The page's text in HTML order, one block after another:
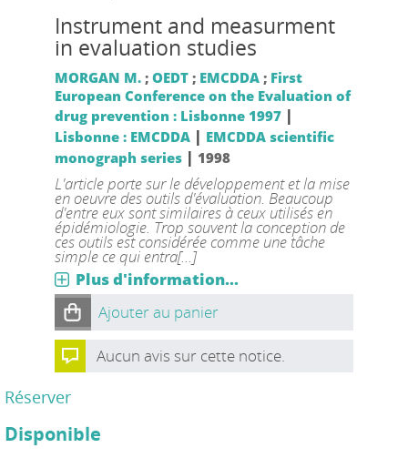
Instrument and measurment
in evaluation studies
MORGAN M.; OEDT; EMCDDA; First
European Conference on the Evaluation of
drug prevention : Lisbonne 1997 |
Lisbonne : EMCDDA| EMCDDA scientific
monograph series| 1998
L'article porte sur le développement et la mise
en oeuvre des outils d'évaluation. Beaucoup
d'entre eux sont similaires à ceux utilisés en
épidémiologie. Trop souvent la conception de
ces outils est considérée comme une tâche
simple ce qui entra[...]
Plus d'information...
Ajouter au panier
Aucun avis sur cette notice.
Réserver
Disponible